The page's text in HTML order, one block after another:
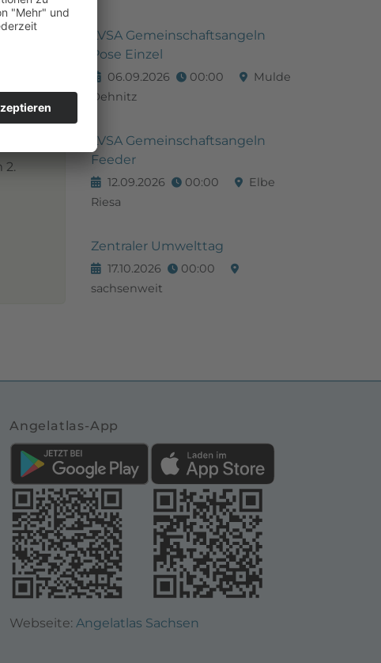
2.
LVSA Gemeinschaftsangeln
Pose Einzel
06.09.2026 00:00
Mulde
Dehnitz
LVSA Gemeinschaftsangeln
Feeder
12.09.2026 00:00
Elbe
Riesa
Zentraler Umwelttag
17.10.2026
00:00
sachsenweit
Angelatlas-App
Webseite: Angelatlas Sachsen